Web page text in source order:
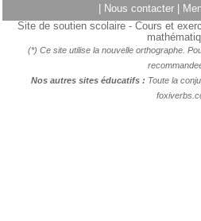
Nous contacter
Site de soutien scolaire - Cours et
(*) Ce site utilise la nouvelle orthographe.
Nos autres sites éducatifs : Toute la